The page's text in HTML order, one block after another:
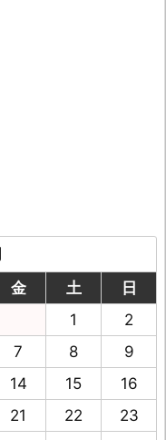
金 土
日
1
2
7 8
9
14 15
16
21 22
23